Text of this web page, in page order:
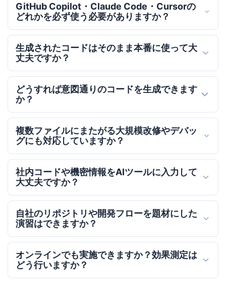
GitHub Copilot・Claude Code・Cursorの
どれかを必ず使う必要がありますか？
生成されたコードはそのまま本番に使って大
丈夫ですか？
どうすれば意図通りのコードを生成できます
か？
複数ファイルにまたがる大規模改修やデバッ
グにも対応していますか？
社内コードや機密情報をAIツールに入力して
大丈夫ですか？
自社のリポジトリや開発フローを題材にした
演習はできますか？
オンラインでも実施できますか？効果測定は
どう行いますか？